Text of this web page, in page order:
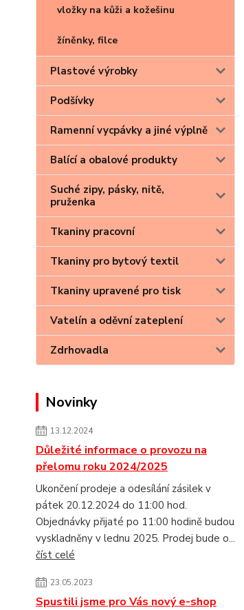
vložky na kůži a kožešinu
žíněnky, filce
Plastové výrobky
Podšívky
Ramenní vycpávky a jiné výplně
Balící a obalové produkty
Suché zipy, pásky, nitě,
pruženka
Tkaniny pracovní
Tkaniny pro bytový textil
Tkaniny upravené pro tisk
Vatelín a oděvní zateplení
Zdrhovadla
Novinky
13.12.2024
Důležité informace o provozu na
přelomu roku 2024/2025
Ukončení prodeje a odesílání zásilek v
pátek 20.12.2024 do 11:00 hod.
Objednávky přijaté po 11:00 hodině budou
vyskladněny v lednu 2025. Prodej bude o...
číst celé
23.05.2023
Spustili jsme pro Vás nový e-shop